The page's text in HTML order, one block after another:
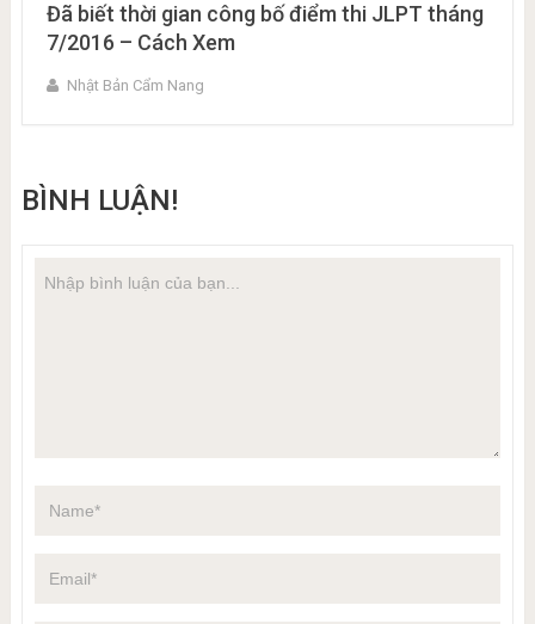
Đã biết thời gian công bố điểm thi JLPT tháng
7/2016 – Cách Xem
Nhật Bản Cẩm Nang
BÌNH LUẬN!